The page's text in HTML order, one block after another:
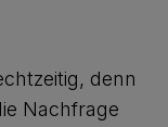
denn
Nachfrage